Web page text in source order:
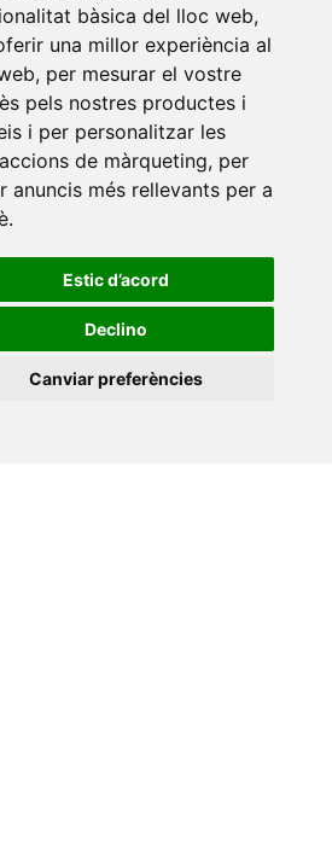
bàsica del lloc web,
una millor experiència al
, per mesurar el vostre
pels nostres productes i
i per personalitzar les
de màrqueting, per
anuncis més rellevants per a
.
Estic d’acord
Declino
Canviar preferències
s/n
la Plana
93